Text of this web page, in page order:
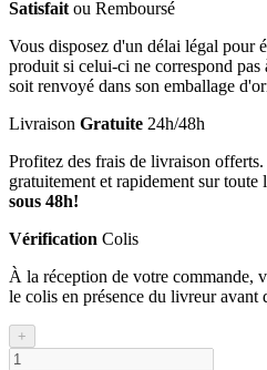
Satisfait ou Remboursé
Vous disposez d'un délai légal pour
produit si celui-ci ne correspond
soit renvoyé dans son emballage
Livraison Gratuite 24h/48h
Profitez des frais de livraison
gratuitement et rapidement sur toute
sous 48h!
Vérification Colis
À la réception de votre commande,
le colis en présence du livreur avant
+